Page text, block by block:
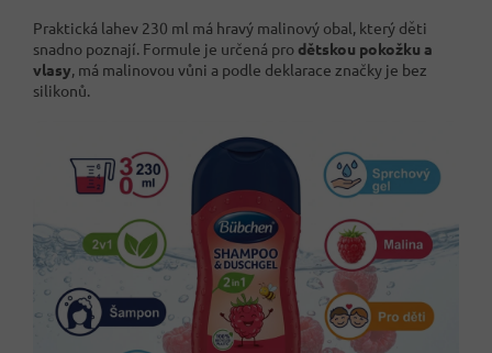
Praktická lahev 230 ml má hravý malinový obal, který děti
snadno poznají. Formule je určená pro dětskou pokožku a
vlasy, má malinovou vůni a podle deklarace značky je bez
silikonů.